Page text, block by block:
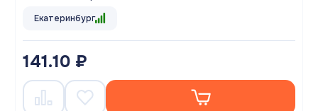
Екатеринбург
141.10 ₽